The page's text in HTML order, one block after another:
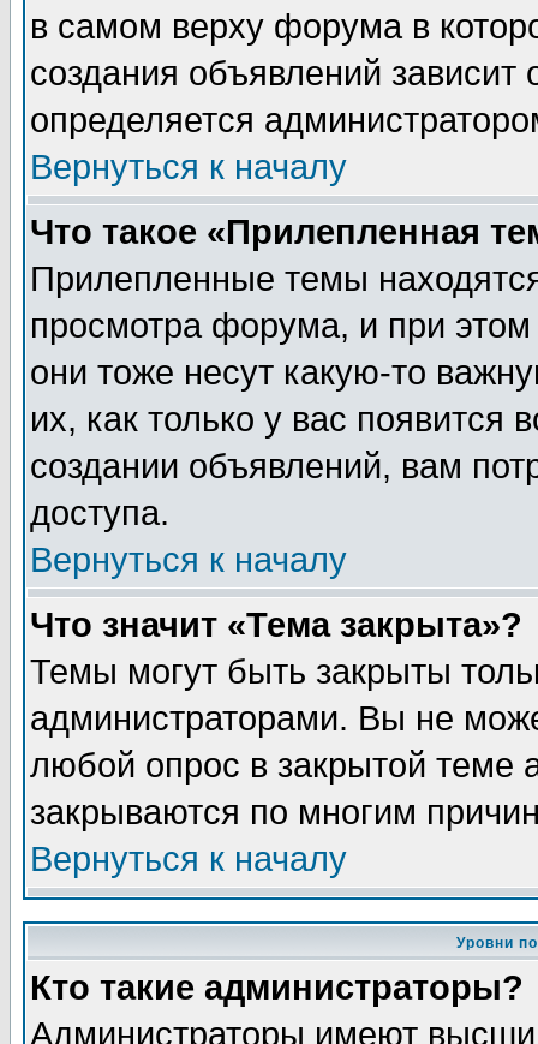
в самом верху форума в
создания объявлений зависит
определяется
Вернуться к началу
Что такое «Прилепленная
Прилепленные темы
просмотра форума, и при
они тоже несут какую-то
их, как только у вас появится
создании объявлений, вам
доступа.
Вернуться к началу
Что значит «Тема закрыта»?
Темы могут быть закрыты
администраторами. Вы не
любой опрос в закрытой теме
закрываются по многим
Вернуться к началу
Уровни
Кто такие администраторы?
Администраторы имеют